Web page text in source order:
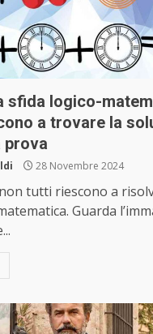
sfida logico-
a trovare la
prova
28 Novembre 2024
tutti riescono a
Guarda